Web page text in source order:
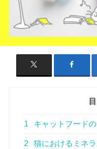
1 キャットフード
2 猫におけるミネ